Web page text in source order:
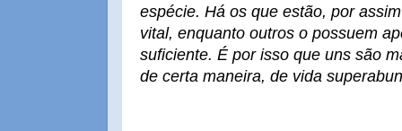
espécie. Há os que estão, por
vital, enquanto outros o possuem
suficiente. É por isso que uns são
de certa maneira, de vida